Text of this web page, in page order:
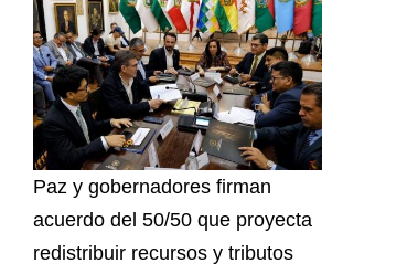
Paz y gobernadores firman
acuerdo del 50/50 que proyecta
redistribuir recursos y tributos